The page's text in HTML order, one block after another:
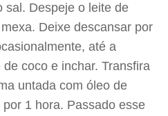
sal. Despeje o leite de
Deixe descansar por
até a
coco e inchar. Transfira
untada com óleo de
1 hora. Passado esse